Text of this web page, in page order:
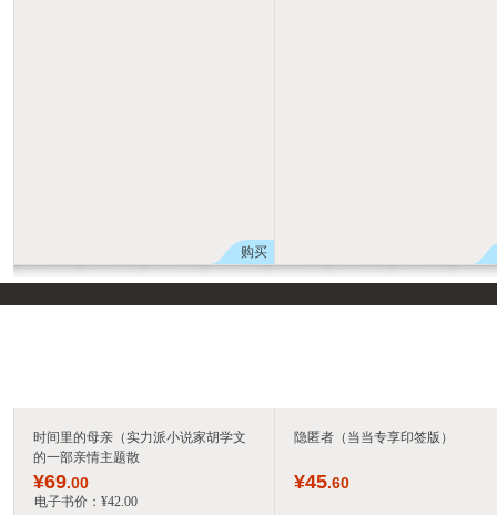
购买
时间里的母亲（实力派小说家胡学文
的一部亲情主题散
¥69.00
电子书价： ¥42.00
隐匿者（当当专享印签版）
¥45.60